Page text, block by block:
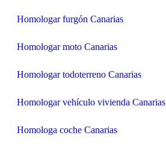
Homologar furgón Canarias
Homologar moto Canarias
Homologar todoterreno Canarias
Homologar vehículo vivienda Canarias
Homologa coche Canarias